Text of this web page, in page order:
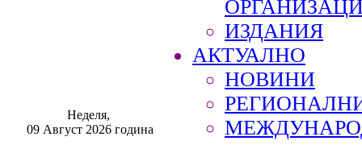
Неделя,
09 Август 2026 година
ИЗДАНИЯ
АКТУАЛНО
НОВИНИ